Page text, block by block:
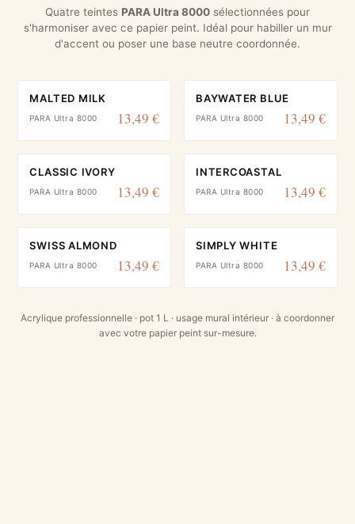
Quatre teintes PARA Ultra 8000 sélectionnées pour
s'harmoniser avec ce papier peint. Idéal pour habiller un mur
d'accent ou poser une base neutre coordonnée.
MALTED MILK
PARA Ultra 8000 13,49 €
BAYWATER BLUE
PARA Ultra 8000 13,49 €
CLASSIC IVORY
PARA Ultra 8000 13,49 €
INTERCOASTAL
PARA Ultra 8000 13,49 €
SWISS ALMOND
PARA Ultra 8000 13,49 €
SIMPLY WHITE
PARA Ultra 8000 13,49 €
Acrylique professionnelle · pot 1 L · usage mural intérieur · à coordonner
avec votre papier peint sur-mesure.